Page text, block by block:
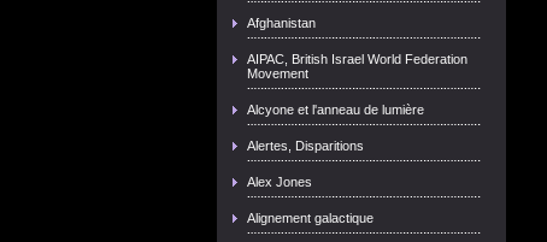
Afghanistan
AIPAC, British Israel World Federation
Movement
Alcyone et l'anneau de lumière
Alertes, Disparitions
Alex Jones
Alignement galactique